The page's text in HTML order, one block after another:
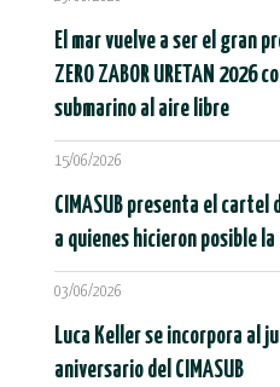
El mar vuelve a ser el gran
ZERO ZABOR URETAN 2026
submarino al aire libre
15/06/2026
CIMASUB presenta el cartel
a quienes hicieron posible
03/06/2026
Luca Keller se incorpora al
aniversario del CIMASUB